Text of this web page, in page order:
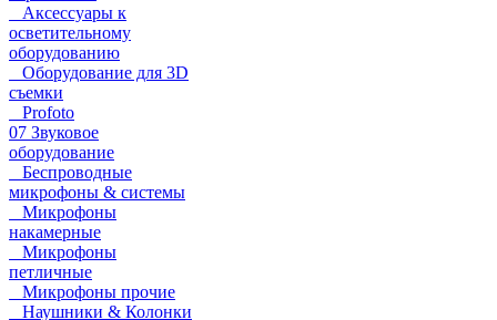
Аксессуары к
осветительному
оборудованию
Оборудование для 3D
съемки
Profoto
07 Звуковое
оборудование
Беспроводные
микрофоны & системы
Микрофоны
накамерные
Микрофоны
петличные
Микрофоны прочие
Наушники & Колонки